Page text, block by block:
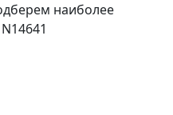
наиболее